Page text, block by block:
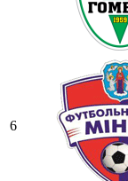
6